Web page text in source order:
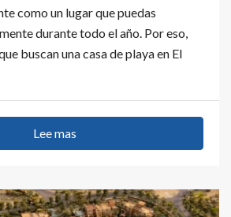
como un lugar que puedas
durante todo el año. Por eso,
buscan una casa de playa en El
Lee mas